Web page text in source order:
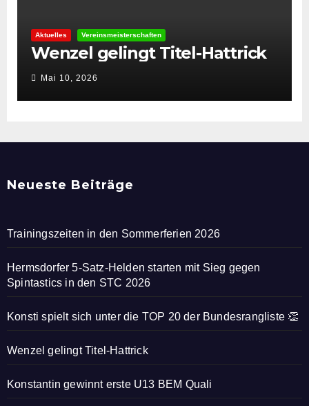
Aktuelles Vereinsmeisterschaften
Wenzel gelingt Titel-Hattrick
Mai 10, 2026
Neueste Beiträge
Trainingszeiten in den Sommerferien 2026
Hermsdorfer 5-Satz-Helden starten mit Sieg gegen
Spintastics in den STC 2026
Konsti spielt sich unter die TOP 20 der Bundesrangliste 👏
Wenzel gelingt Titel-Hattrick
Konstantin gewinnt erste U13 BEM Quali